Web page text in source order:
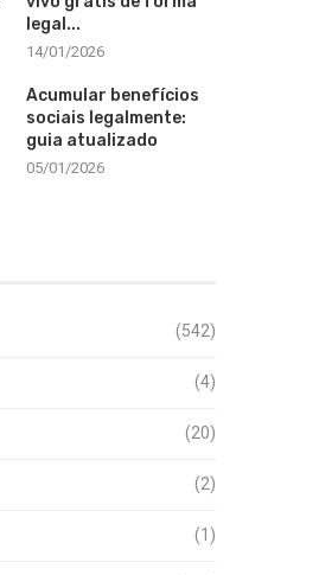
legal...
14/01/2026
Acumular benefícios
sociais legalmente:
guia atualizado
05/01/2026
(542)
(4)
(20)
(2)
(1)